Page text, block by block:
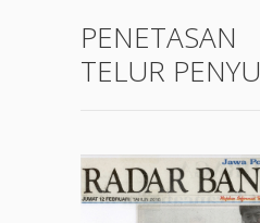
PENETASAN
TELUR PENYU